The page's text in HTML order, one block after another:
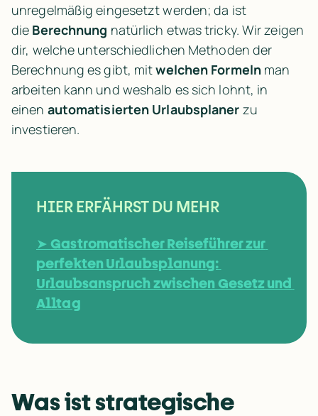
unregelmäßig eingesetzt werden; da ist
die Berechnung natürlich etwas tricky. Wir zeigen
dir, welche unterschiedlichen Methoden der
Berechnung es gibt, mit welchen Formeln man
arbeiten kann und weshalb es sich lohnt, in
einen automatisierten Urlaubsplaner zu
investieren.
HIER ERFÄHRST DU MEHR
➤ Gastromatischer Reiseführer zur
perfekten Urlaubsplanung:
Urlaubsanspruch zwischen Gesetz und
Alltag
Was ist strategische